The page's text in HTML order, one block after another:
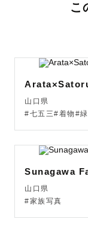
こ
山口県
#七五三#着物#
Sunagawa
山口県
#家族写真